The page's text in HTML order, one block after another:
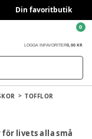
Din favoritbutik
LOGGA IN FAVORITER0,00 KR
0
TOFFLOR
livets alla små